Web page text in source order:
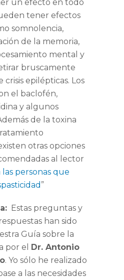
un efecto en todo
tener efectos
somnolencia,
de la memoria,
mental y
bruscamente
epilépticas. Los
el baclofén,
y algunos
de la toxina
otras opciones
al lector
personas que
”
Estas preguntas y
han sido
Guía sobre la
por el
Dr. Antonio
. Yo sólo he realizado
a las necesidades